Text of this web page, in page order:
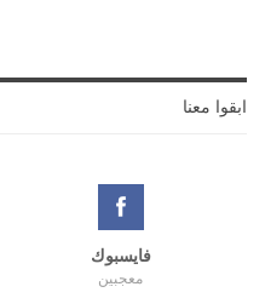
ابقوا معنا
فايسبوك
معجبين